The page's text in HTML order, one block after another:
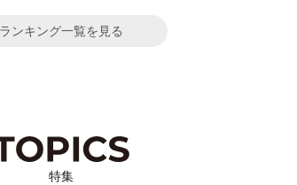
ランキング一覧を見る
特集